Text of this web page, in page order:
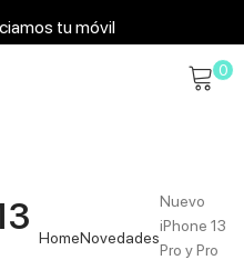
0
HomeNovedades
Nuevo
iPhone 13
Pro y Pro